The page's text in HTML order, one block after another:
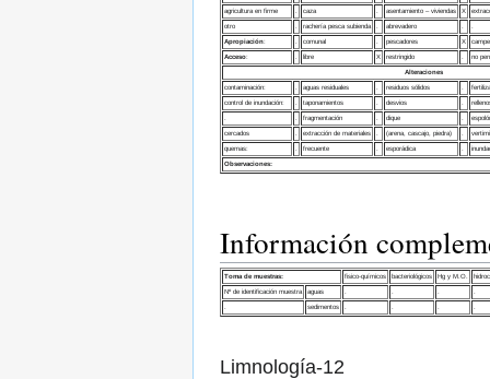
agricultura en firme caza asentamiento – viviendas X
otro rachería pesca subienda abrevadero
Apropiación: comunal pescadores X
Acceso: libre X restringido no
Alteraciones
contaminación: aguas residuales residuos sólidos
control de inundación: taponamientos desvios
fragmentación dique
cercados extracción de materiales (arena, cascajo, piedra)
quemas: frecuente esporádica
Observaciones:
Información
Toma de muestras: fisico-químicos bacteriológicos Hg y M.O.
Nº de identificación muestra aguas
sedimentos
Limnología-12